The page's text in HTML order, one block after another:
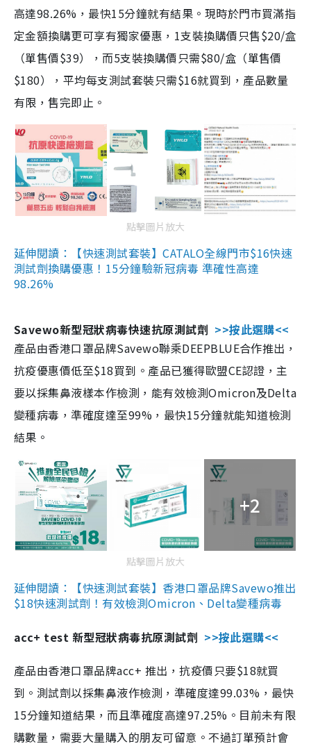
高達98.26%，最快15分鐘就有結果。現時於門市買滿指
定金額換購更可享有獨家優惠，1支裝換購價只售$20/盒
（單售價$39），而5支裝換購價只需$80/盒（單售價
$180），平均每支測試套裝只需$16就買到，產品數量
有限，售完即止。
點擊圖片放大
延伸閱讀：【快速測試套裝】CATALO全線門市$16快速
測試劑換購優惠！15分鐘驗新冠病毒 準確性高達
98.26%
Savewo新型冠狀病毒快速抗原測試劑 >>按此選購<<
產品由香港口罩品牌Savewo聯乘DEEPBLUE合作推出，
抗疫優惠價低至$18買到。產品已獲得歐盟CE認證，主
要以採集鼻液樣本作檢測，能有效檢測Omicron及Delta
變種病毒，準確度達至99%，最快15分鐘就能知道檢測
結果。
+2
點擊圖片放大
延伸閱讀：【快速測試套裝】香港口罩品牌Savewo推出
$18快速測試劑！有效檢測Omicron、Delta變種病毒
acc+ test 新型冠狀病毒抗原測試劑 >>按此選購<<
產品由香港口罩品牌acc+ 推出，抗疫價只要$18就買
到。測試劑以採集鼻液作檢測，準確度達99.03%，最快
15分鐘知道結果，而且準確度高達97.25%。目前未有限
購數量，需要大量購入的朋友可留意。不過訂單預計會